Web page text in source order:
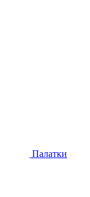
Палатки